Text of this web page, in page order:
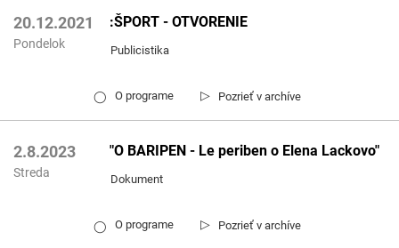
▷ Pozrieť v archíve
:ŠPORT - OTVORENIE
Publicistika
Pondelok
20.12.2021
◯ O programe
▷ Pozrieť v archíve
"O BARIPEN - Le periben o Elena Lackovo"
Dokument
Streda
2.8.2023
◯ O programe